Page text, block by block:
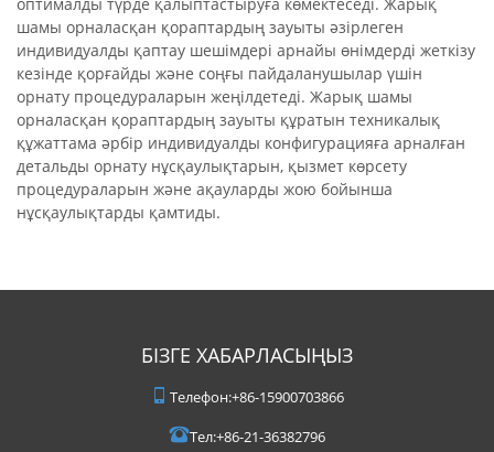
шамы орналасқан қораптардың зауыты әзірлеген
индивидуалды қаптау шешімдері арнайы өнімдерді жеткізу
кезінде қорғайды және соңғы пайдаланушылар үшін
орнату процедураларын жеңілдетеді. Жарық шамы
орналасқан қораптардың зауыты құратын техникалық
құжаттама әрбір индивидуалды конфигурацияға арналған
детальды орнату нұсқаулықтарын, қызмет көрсету
процедураларын және ақауларды жою бойынша
нұсқаулықтарды қамтиды.
БІЗГЕ ХАБАРЛАСЫҢЫЗ
Телефон:+86-15900703866
Тел:+86-21-36382796